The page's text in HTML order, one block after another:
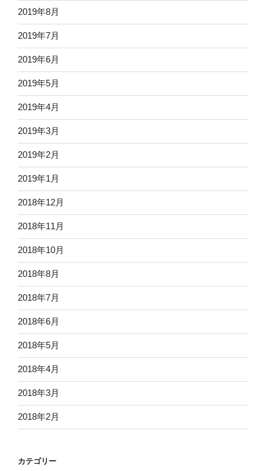
2019年8月
2019年7月
2019年6月
2019年5月
2019年4月
2019年3月
2019年2月
2019年1月
2018年12月
2018年11月
2018年10月
2018年8月
2018年7月
2018年6月
2018年5月
2018年4月
2018年3月
2018年2月
カテゴリー